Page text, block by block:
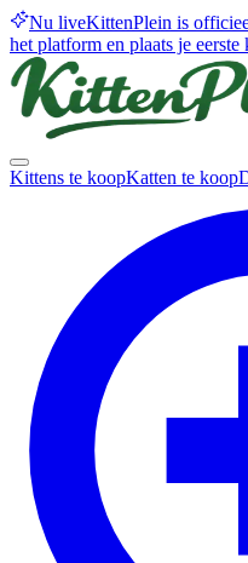
Nu liveKittenPlein is
het platform en plaats je
Kittens te koopKatten te koop